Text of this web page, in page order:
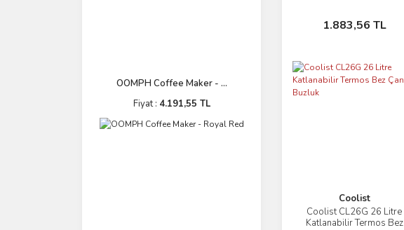
OOMPH Coffee Maker - ...
Fiyat : 4.191,55 TL
1.883,56 TL
Sepete Ekle
Coolist
Coolist CL26G 26 Litre
Katlanabilir Termos Bez
İncele